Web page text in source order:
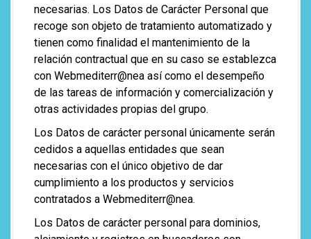
necesarias. Los Datos de Carácter Personal que
recoge son objeto de tratamiento automatizado y
tienen como finalidad el mantenimiento de la
relación contractual que en su caso se establezca
con Webmediterr@nea así como el desempeño
de las tareas de información y comercialización y
otras actividades propias del grupo.
Los Datos de carácter personal únicamente serán
cedidos a aquellas entidades que sean
necesarias con el único objetivo de dar
cumplimiento a los productos y servicios
contratados a Webmediterr@nea.
Los Datos de carácter personal para dominios,